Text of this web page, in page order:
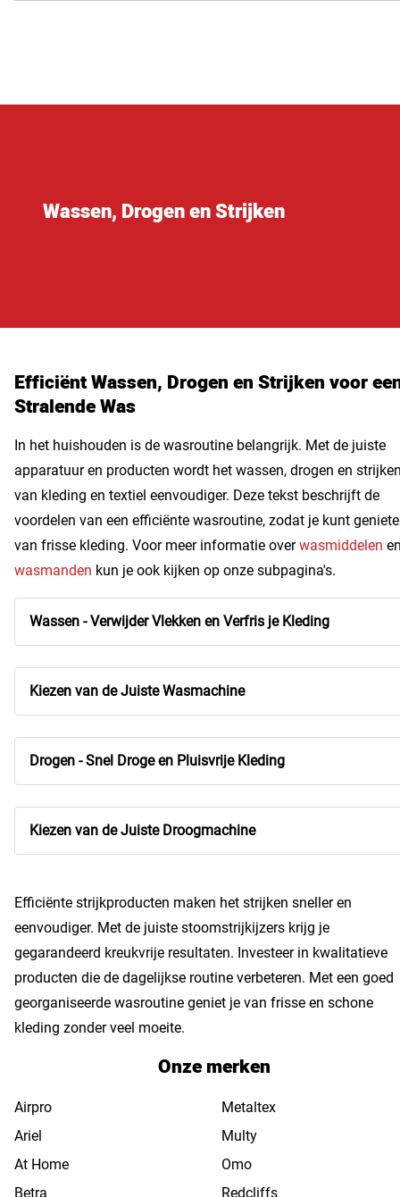
Wassen, Drogen en Strijken
Efficiënt Wassen, Drogen en Strijken voor
Stralende Was
In het huishouden is de wasroutine belangrijk. Met de juiste
apparatuur en producten wordt het wassen, drogen en
van kleding en textiel eenvoudiger. Deze tekst beschrijft de
voordelen van een efficiënte wasroutine, zodat je kunt
van frisse kleding. Voor meer informatie overwasmiddelen
wasmanden kun je ook kijken op onze subpagina's.
Wassen - Verwijder Vlekken en Verfris je Kleding
Kiezen van de Juiste Wasmachine
Drogen - Snel Droge en Pluisvrije Kleding
Kiezen van de Juiste Droogmachine
Efficiënte strijkproducten maken het strijken sneller en
eenvoudiger. Met de juiste stoomstrijkijzers krijg je
gegarandeerd kreukvrije resultaten. Investeer in kwalitatieve
producten die de dagelijkse routine verbeteren. Met een goed
georganiseerde wasroutine geniet je van frisse en schone
kleding zonder veel moeite.
Onze merken
Airpro
Ariel
At Home
Betra
Metaltex
Multy
Omo
Redcliffs